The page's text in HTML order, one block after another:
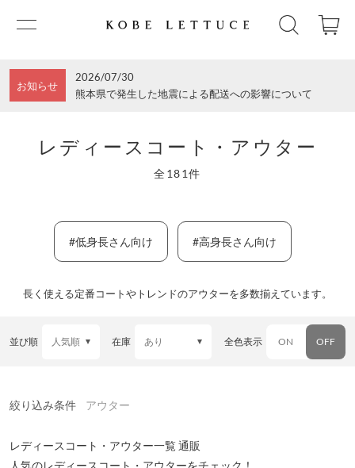
お知らせ
2026/07/30
熊本県で発生した地震による配送への影響について
レディースコート・アウター
全181件
#低身長さん向け #高身長さん向け
長く使える定番コートやトレンドのアウターを多数揃えています。
並び順 在庫 全色表示 ON OFF
絞り込み条件 アウター
レディースコート・アウター一覧 通販